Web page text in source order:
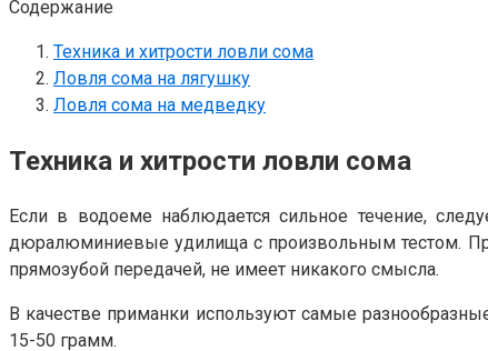
Содержание
Техника и хитрости ловли сома
Ловля сома на лягушку
Ловля сома на медведку
Техника и хитрости ловли сома
Если в водоеме наблюдается сильное течение,
дюралюминиевые удилища с произвольным тестом.
прямозубой передачей, не имеет никакого смысла.
В качестве приманки используют самые
15-50 грамм.